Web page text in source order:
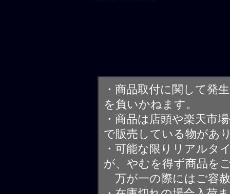
・商品取付に関して発
を負いかねます。
・商品は店頭や楽天市
で販売している物があ
・可能な限りリアルタ
が、やむを得ず商品を
万が一の際にはご容